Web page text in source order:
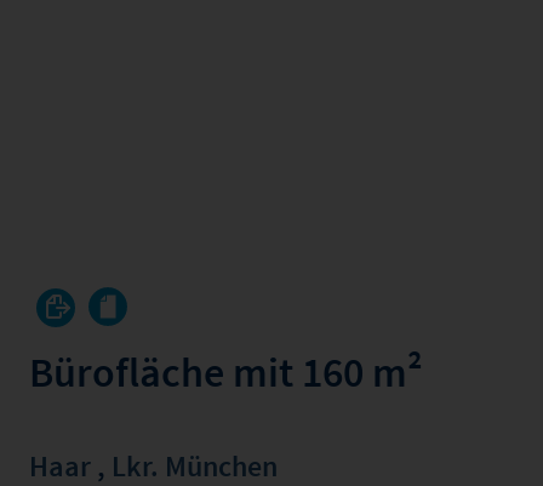
Bürofläche mit 160 m²
Haar , Lkr. München